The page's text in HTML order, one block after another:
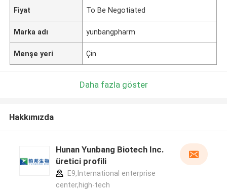
Fiyat To Be Negotiated
Marka adı yunbangpharm
Menşe yeri Çin
Daha fazla göster
Hakkımızda
Hunan Yunbang Biotech Inc.
üretici profili
E9,International enterprise
center,high-tech